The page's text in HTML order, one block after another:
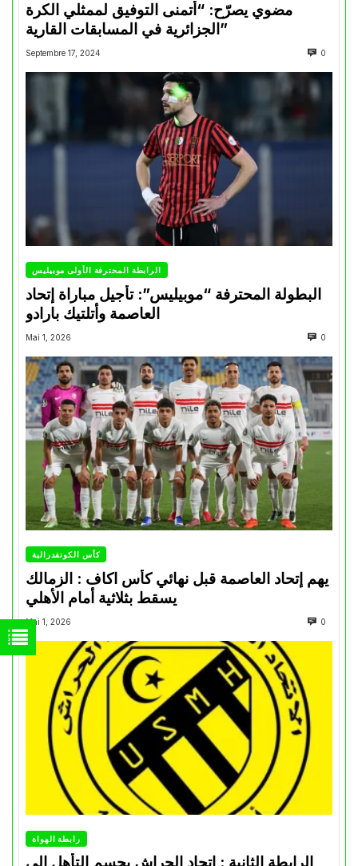
مضوي يصرّح: “أتمنى التوفيق لممثلي الكرة
الجزائرية في المسابقات القارية”
Septembre 17, 2024 0
الرابطة المحترفة الأولى موبيليس
البطولة المحترفة “موبيليس”: تأجيل مباراة إتحاد
العاصمة وأتلتيك بارادو
Mai 1, 2026 0
كأس الكونفدرالية
يهم إتحاد العاصمة قبل نهائي كأس اكاف : الزمالك
Mai 1, 2026 0
رابطة الهواة